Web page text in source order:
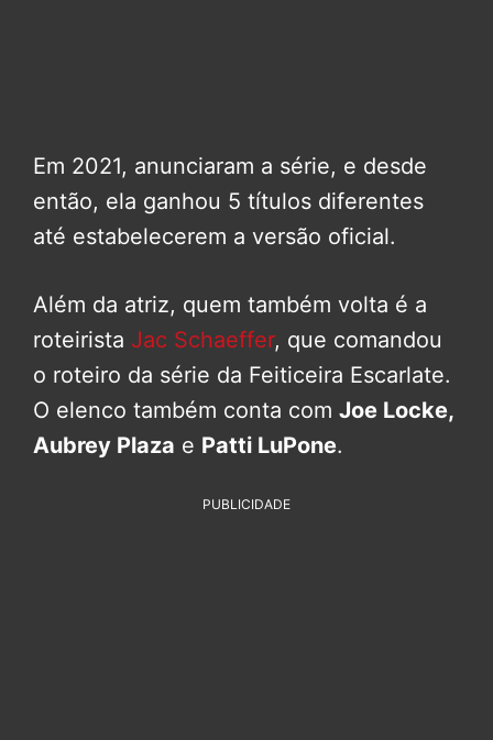
Em 2021, anunciaram a série, e desde
então, ela ganhou 5 títulos diferentes
até estabelecerem a versão oficial.
Além da atriz, quem também volta é a
roteirista Jac Schaeffer, que comandou
o roteiro da série da Feiticeira Escarlate.
O elenco também conta com Joe Locke,
Aubrey Plaza e Patti LuPone.
PUBLICIDADE